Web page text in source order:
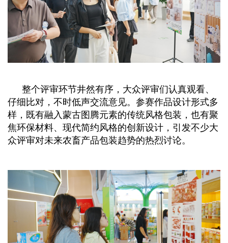
整个评审环节井然有序， 大众评审们认真观看、
仔细比对，不时低声交流意见。 参赛作品设计形式多
样，既有融入蒙古图腾元素的传统风格包装，也有聚
焦环保材料、现代简约风格的创新设计，引发不少大
众评审对未来农畜产品包装趋势的热烈讨论。